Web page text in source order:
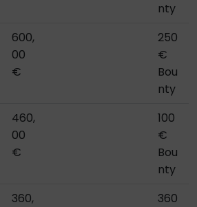
nty
600,
00
€
250
€
Bou
nty
460,
00
€
100
€
Bou
nty
360,
360